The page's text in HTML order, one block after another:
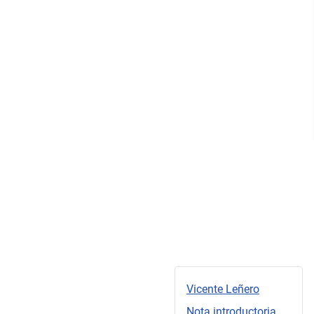
Vicente Leñero